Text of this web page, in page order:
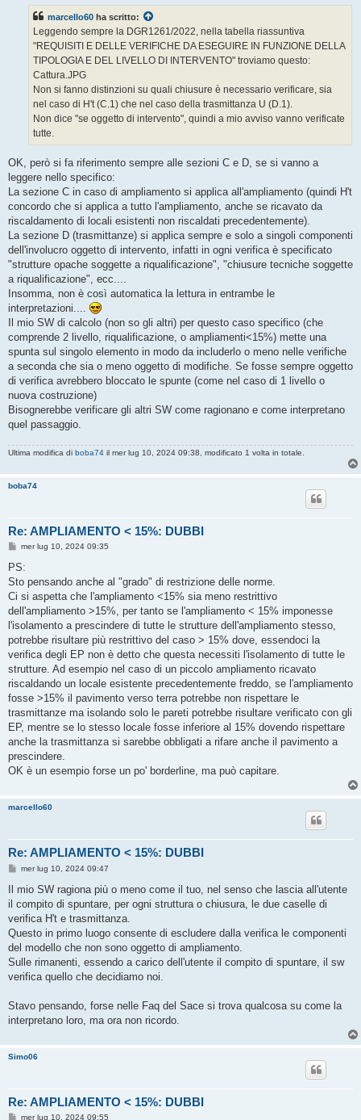
marcello60 ha scritto:
Leggendo sempre la DGR1261/2022, nella tabella riassuntiva
"REQUISITI E DELLE VERIFICHE DA ESEGUIRE IN FUNZIONE DELLA
TIPOLOGIA E DEL LIVELLO DI INTERVENTO" troviamo questo:
Cattura.JPG
Non si fanno distinzioni su quali chiusure è necessario verificare, sia
nel caso di H't (C.1) che nel caso della trasmittanza U (D.1).
Non dice "se oggetto di intervento", quindi a mio avviso vanno verificate
tutte.
OK, però si fa riferimento sempre alle sezioni C e D, se si vanno a
leggere nello specifico:
La sezione C in caso di ampliamento si applica all'ampliamento (quindi H't
concordo che si applica a tutto l'ampliamento, anche se ricavato da
riscaldamento di locali esistenti non riscaldati precedentemente).
La sezione D (trasmittanze) si applica sempre e solo a singoli componenti
dell'involucro oggetto di intervento, infatti in ogni verifica è specificato
"strutture opache soggette a riqualificazione", "chiusure tecniche soggette
a riqualificazione", ecc....
Insomma, non è così automatica la lettura in entrambe le
interpretazioni....
Il mio SW di calcolo (non so gli altri) per questo caso specifico (che
comprende 2 livello, riqualificazione, o ampliamenti<15%) mette una
spunta sul singolo elemento in modo da includerlo o meno nelle verifiche
a seconda che sia o meno oggetto di modifiche. Se fosse sempre oggetto
di verifica avrebbero bloccato le spunte (come nel caso di 1 livello o
nuova costruzione)
Bisognerebbe verificare gli altri SW come ragionano e come interpretano
quel passaggio.
Ultima modifica di boba74 il mer lug 10, 2024 09:38, modificato 1 volta in totale.
boba74
Re: AMPLIAMENTO < 15%: DUBBI
M
s
a
g
i
o
mer lug 10, 2024 09:35
PS:
Sto pensando anche al "grado" di restrizione delle norme.
Ci si aspetta che l'ampliamento <15% sia meno restrittivo
dell'ampliamento >15%, per tanto se l'ampliamento < 15% imponesse
l'isolamento a prescindere di tutte le strutture dell'ampliamento stesso,
potrebbe risultare più restrittivo del caso > 15% dove, essendoci la
verifica degli EP non è detto che questa necessiti l'isolamento di tutte le
strutture. Ad esempio nel caso di un piccolo ampliamento ricavato
riscaldando un locale esistente precedentemente freddo, se l'ampliamento
fosse >15% il pavimento verso terra potrebbe non rispettare le
trasmittanze ma isolando solo le pareti potrebbe risultare verificato con gli
EP, mentre se lo stesso locale fosse inferiore al 15% dovendo rispettare
anche la trasmittanza si sarebbe obbligati a rifare anche il pavimento a
prescindere.
OK è un esempio forse un po' borderline, ma può capitare.
marcello60
Re: AMPLIAMENTO < 15%: DUBBI
M
s
a
g
i
o
mer lug 10, 2024 09:47
Il mio SW ragiona più o meno come il tuo, nel senso che lascia all'utente
il compito di spuntare, per ogni struttura o chiusura, le due caselle di
verifica H't e trasmittanza.
Questo in primo luogo consente di escludere dalla verifica le componenti
del modello che non sono oggetto di ampliamento.
Sulle rimanenti, essendo a carico dell'utente il compito di spuntare, il sw
verifica quello che decidiamo noi.
Stavo pensando, forse nelle Faq del Sace si trova qualcosa su come la
interpretano loro, ma ora non ricordo.
Simo06
Re: AMPLIAMENTO < 15%: DUBBI
Mmer lug 10, 2024 09:55